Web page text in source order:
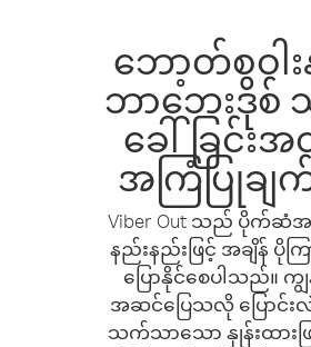
ဘော့တ်စဝါး
ဘာဘေးဒိုစ်
ခေါ်ခြင်း
အကြံပြုချက်
Viber Out သည် ပိုက်ဆံ
နည်းနည်းဖြင့် အချိန် ပိုကြ
ပြောနိုင်စေပါသည်။
အဆင်ပြေသလို ပြောင်း
သက်သာသော နှုန်းထားဖြ